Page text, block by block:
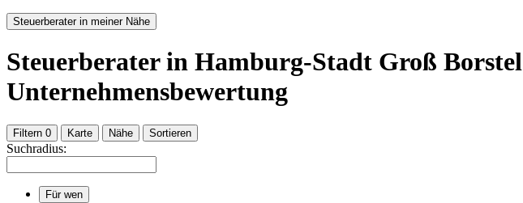
Steuerberater in meiner Nähe
Steuerberater in Hamburg-Stadt Groß Borstel
Unternehmensbewertung
Filtern 0 Karte Nähe Sortieren
Suchradius:
Für wen